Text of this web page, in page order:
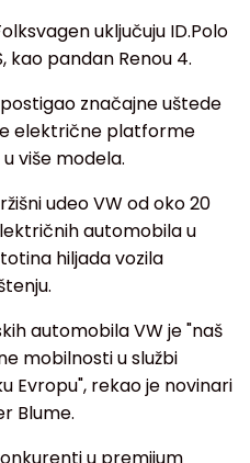
uključuju ID.Polo
kao pandan Renou 4.
značajne uštede
električne platforme
više modela.
udeo VW od oko 20
automobila u
hiljada vozila
automobila VW je "naš
mobilnosti u službi
Evropu", rekao je novinari
Blume.